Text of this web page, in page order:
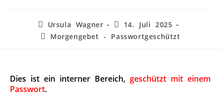
Ursula Wagner
14. Juli 2025
Morgengebet - Passwortgeschützt
Dies ist ein interner Bereich, geschützt mit einem
Passwort.